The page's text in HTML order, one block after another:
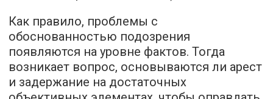
Как правило, проблемы с
обоснованностью подозрения
появляются на уровне фактов. Тогда
возникает вопрос, основываются ли арест
и задержание на достаточных